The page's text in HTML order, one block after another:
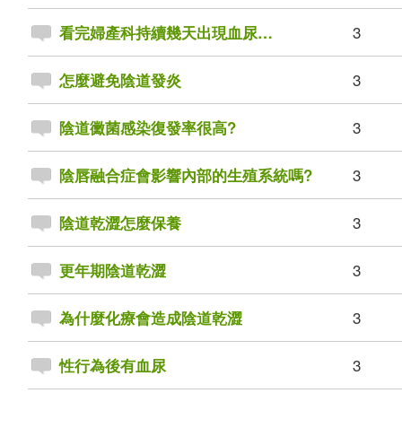
看完婦產科持續幾天出現血尿… 3
怎麼避免陰道發炎 3
陰道黴菌感染復發率很高? 3
陰唇融合症會影響內部的生殖系統嗎? 3
陰道乾澀怎麼保養 3
更年期陰道乾澀 3
為什麼化療會造成陰道乾澀 3
性行為後有血尿 3